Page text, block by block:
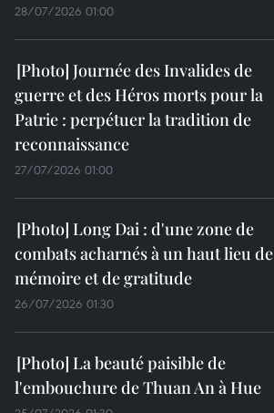
28/07/2026 01:00
Journée des Invalides de
guerre et des Héros morts pour la
Patrie : perpétuer la tradition de
reconnaissance
27/07/2026 01:00
Long Dai : d'une zone de
combats acharnés à un haut lieu de
mémoire et de gratitude
26/07/2026 01:30
La beauté paisible de
l'embouchure de Thuan An à Hue